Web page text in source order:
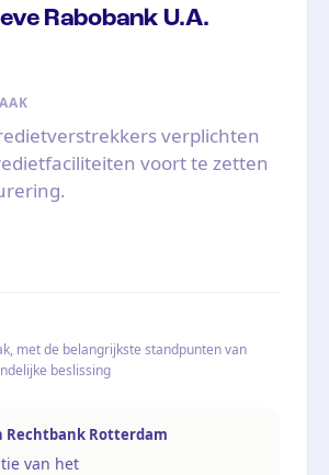
Rabobank U.A.
verplichten
voort te zetten
met de belangrijkste standpunten van
beslissing
Rechtbank Rotterdam
van het